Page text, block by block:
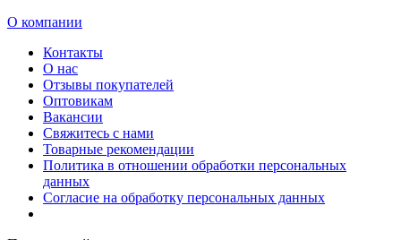
О компании
Контакты
О нас
Отзывы покупателей
Оптовикам
Вакансии
Свяжитесь с нами
Товарные рекомендации
Политика в отношении обработки персональных
данных
Согласие на обработку персональных данных